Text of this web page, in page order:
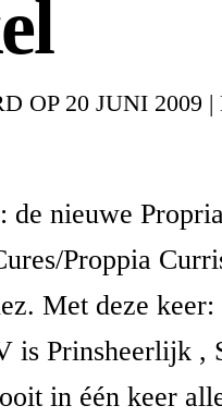
OP 20 JUNI 2009 |
nieuwe
Proppia
Met deze keer:
is Prinsheerlijk ,
in één keer